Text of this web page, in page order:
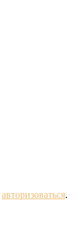
авторизоваться.